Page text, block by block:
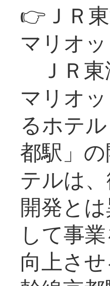
👉ＪＲ
マリオ
ＪＲ東
マリオ
るホテ
都駅」
テルは
開発と
して事
向上さ